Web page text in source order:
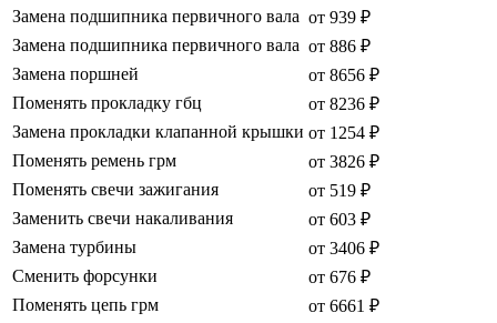
Замена подшипника первичного вала от 939 ₽
Замена подшипника первичного вала от 886 ₽
Замена поршней
от 8656 ₽
Поменять прокладку гбц
от 8236 ₽
Замена прокладки клапанной крышки от 1254 ₽
Поменять ремень грм
от 3826 ₽
Поменять свечи зажигания
от 519 ₽
Заменить свечи накаливания
от 603 ₽
Замена турбины
от 3406 ₽
Сменить форсунки
от 676 ₽
Поменять цепь грм
от 6661 ₽